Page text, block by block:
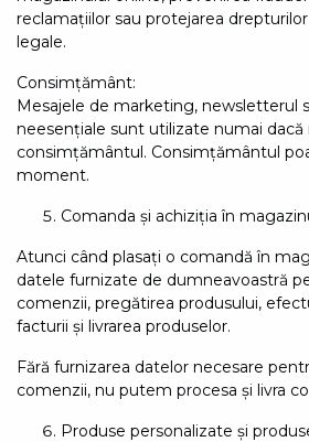
reclamațiilor sau protejarea
legale.
Consimțământ:
Mesajele de marketing, newsletterul
neesențiale sunt utilizate numai dacă
consimțământul. Consimțământul
moment.
Comanda și achiziția în
Atunci când plasați o comandă în
datele furnizate de dumneavoastră
comenzii, pregătirea produsului,
facturii și livrarea produselor.
Fără furnizarea datelor necesare
comenzii, nu putem procesa și livra
Produse personalizate și